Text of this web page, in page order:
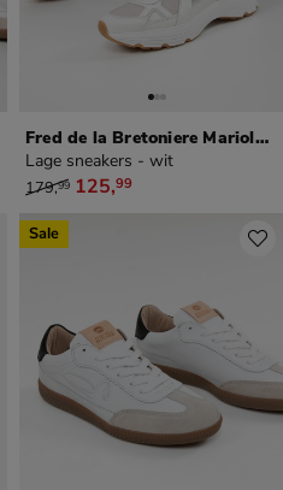
Fred de la Bretoniere Mariola Reese
Lage sneakers - wit
van € 179,99 voor € 125,99
179,99 125,99
Sale